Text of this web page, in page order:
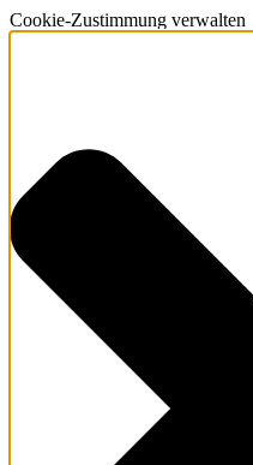
Cookie-Zustimmung verwalten